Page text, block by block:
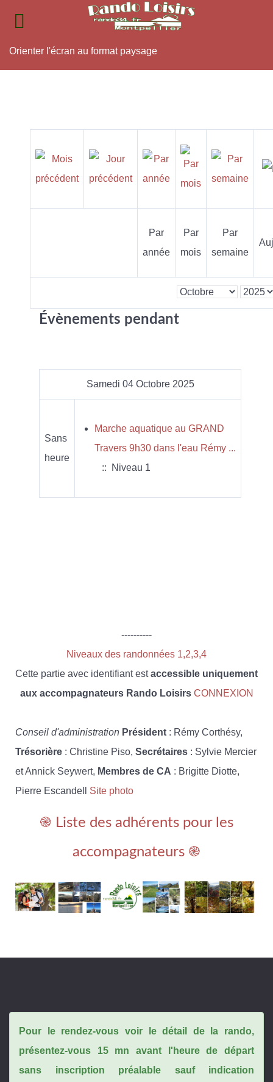
Orienter l'écran au format paysage
Par
année
Par
mois
Par
semaine
Évènements pendant
Samedi 04 Octobre 2025
Sans
heure
Marche aquatique au GRAND
Travers 9h30 dans l'eau Rémy ...
:: Niveau 1
----------
Niveaux des randonnées 1,2,3,4
Cette partie avec identifiant estaccessible uniquement
aux accompagnateurs Rando Loisirs CONNEXION
Conseil d'administration Président : Rémy Corthésy,
Trésorière : Christine Piso, Secrétaires : Sylvie Mercier
et Annick Seywert, Membres de CA : Brigitte Diotte,
Pierre Escandell Site photo
֎ Liste des adhérents pour les
accompagnateurs ֎
Pour le rendez-vous voir le détail de la rando,
présentez-vous 15 mn avant l'heure de départ
sans inscription préalable sauf indication